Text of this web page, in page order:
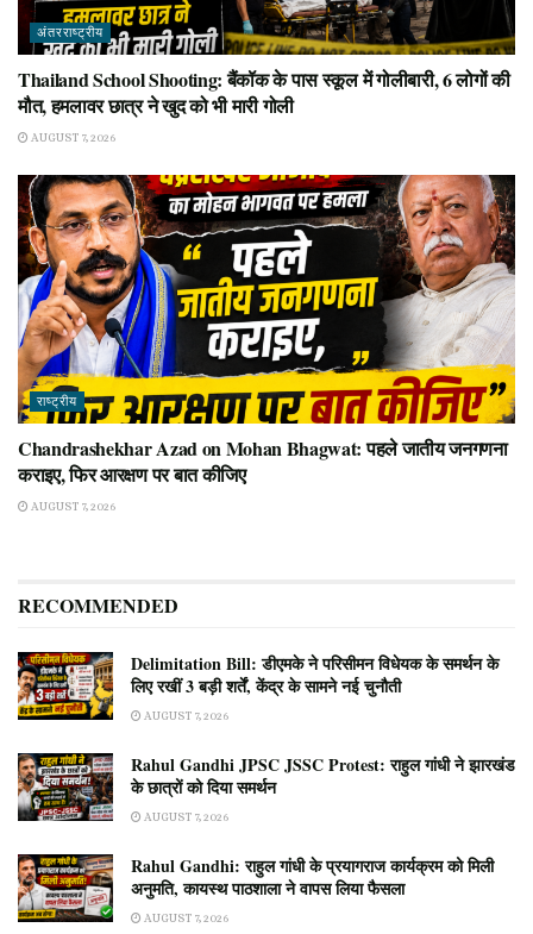
अंतरराष्ट्रीय
Thailand School Shooting: बैंकॉक के पास स्कूल में गोलीबारी, 6 लोगों की
मौत, हमलावर छात्र ने खुद को भी मारी गोली
AUGUST 7, 2026
राष्ट्रीय
Chandrashekhar Azad on Mohan Bhagwat: पहले जातीय जनगणना
कराइए, फिर आरक्षण पर बात कीजिए
AUGUST 7, 2026
RECOMMENDED
Delimitation Bill: डीएमके ने परिसीमन विधेयक के समर्थन के
लिए रखीं 3 बड़ी शर्तें, केंद्र के सामने नई चुनौती
AUGUST 7, 2026
Rahul Gandhi JPSC JSSC Protest: राहुल गांधी ने झारखंड
के छात्रों को दिया समर्थन
AUGUST 7, 2026
Rahul Gandhi: राहुल गांधी के प्रयागराज कार्यक्रम को मिली
अनुमति, कायस्थ पाठशाला ने वापस लिया फैसला
AUGUST 7, 2026